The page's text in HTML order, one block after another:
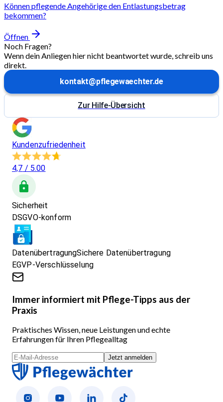
Können pflegende Angehörige den Entlastungsbetrag
bekommen?
Öffnen
Noch Fragen?
Wenn dein Anliegen hier nicht beantwortet wurde, schreib uns
direkt.
kontakt@pflegewaechter.de
Zur Hilfe-Übersicht
Kundenzufriedenheit
4,7 / 5.00
Sicherheit
DSGVO-konform
DatenübertragungSichere Datenübertragung
EGVP-Verschlüsselung
Immer informiert mit Pflege-Tipps aus der
Praxis
Praktisches Wissen, neue Leistungen und echte
Erfahrungen für Ihren Pflegealltag
Jetzt anmelden